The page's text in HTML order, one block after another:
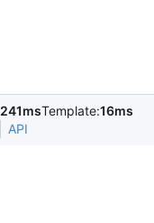
241msTemplate:16ms
API